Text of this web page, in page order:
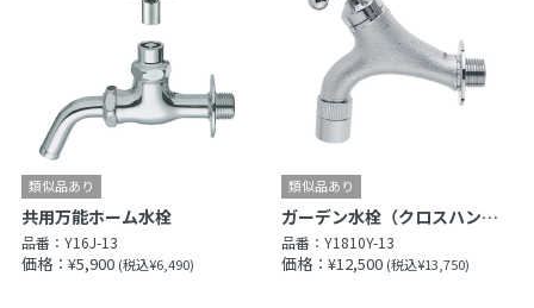
共用万能ホーム水栓
品番： Y16J-13
価格：¥5,900 (税込¥6,490)
ガーデン水栓（クロスハンドル）（固定コマ仕様）
品番：Y1810Y-13
価格：¥12,500 (税込¥13,750)